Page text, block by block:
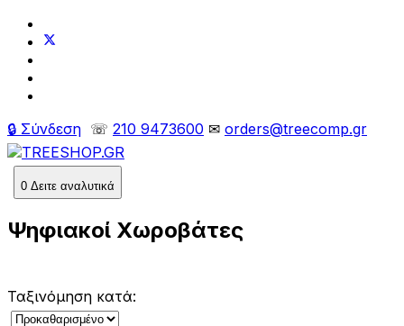
🔒 Σύνδεση ☏ 210 9473600 ✉ orders@treecomp.gr
0 Δειτε αναλυτικά
Ψηφιακοί Χωροβάτες
Ταξινόμηση κατά: